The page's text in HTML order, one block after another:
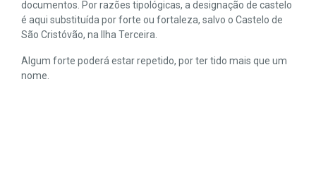
documentos. Por razões tipológicas, a designação de castelo
é aqui substituída por forte ou fortaleza, salvo o Castelo de
São Cristóvão, na Ilha Terceira.
Algum forte poderá estar repetido, por ter tido mais que um
nome.